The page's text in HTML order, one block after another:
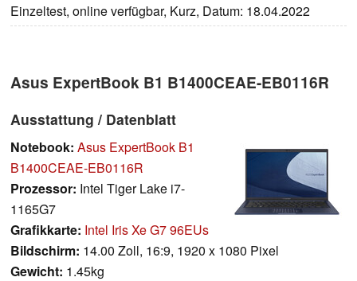
Einzeltest, online verfügbar, Kurz, Datum: 18.04.2022
Asus ExpertBook B1 B1400CEAE-EB0116R
Ausstattung / Datenblatt
Notebook: Asus ExpertBook B1
B1400CEAE-EB0116R
Prozessor: Intel Tiger Lake i7-
1165G7
Grafikkarte: Intel Iris Xe G7 96EUs
Bildschirm: 14.00 Zoll, 16:9, 1920 x 1080 Pixel
Gewicht: 1.45kg